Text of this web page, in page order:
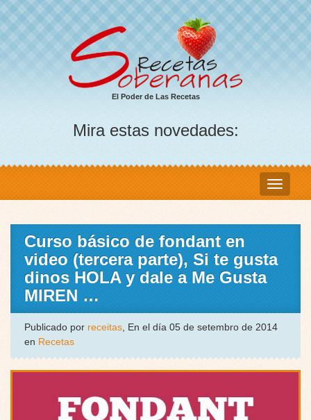
El Poder de Las Recetas
Mira estas novedades:
Curso básico de fondant en
video (tercera parte), Si te gusta
dinos HOLA y dale a Me Gusta
MIREN …
Publicado por receitas, En el día 05 de setembro de 2014
en Recetas